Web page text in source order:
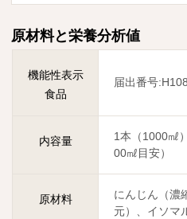
原材料と栄養分析値
機能性表示
食品
届出番号
内容量
1本（1000㎖
00㎖目安）
原材料
にんじん（濃
元）、イソマ